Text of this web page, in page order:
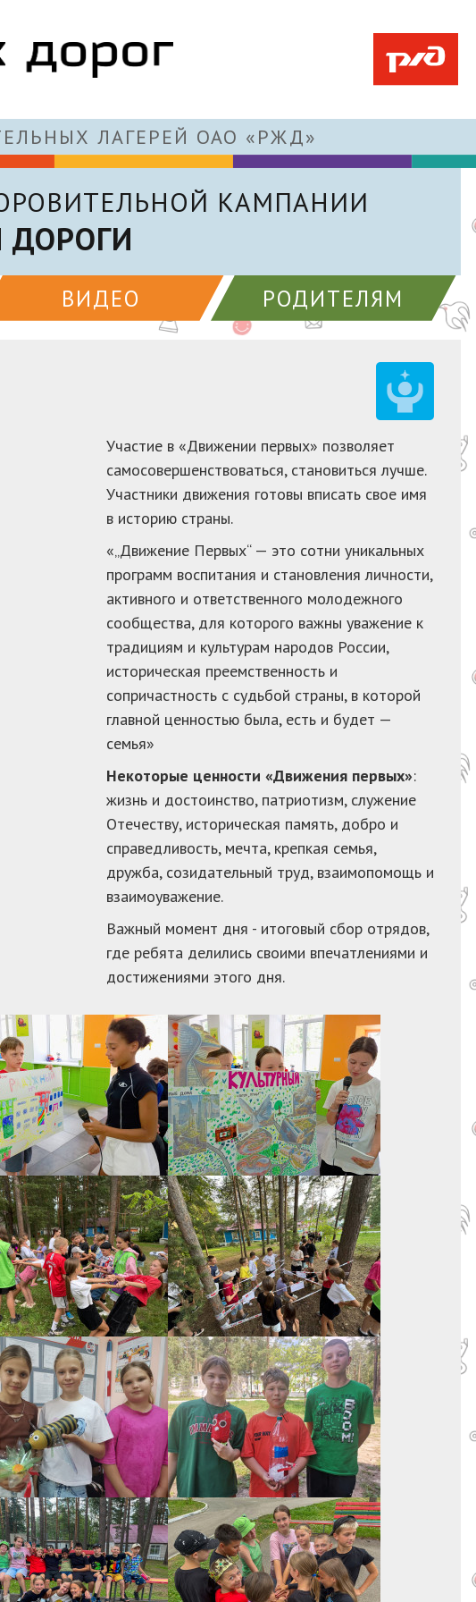
ЛАГЕРЕЙ ОАО «РЖД»
КАМПАНИИ
ДОРОГИ
ВИДЕО РОДИТЕЛЯМ
Участие в «Движении первых» позволяет
самосовершенствоваться, становиться лучше.
Участники движения готовы вписать свое имя
в историю страны.
«„Движение Первых“ — это сотни уникальных
программ воспитания и становления личности,
активного и ответственного молодежного
сообщества, для которого важны уважение к
традициям и культурам народов России,
историческая преемственность и
сопричастность с судьбой страны, в которой
главной ценностью была, есть и будет —
семья»
Некоторые ценности «Движения первых»:
жизнь и достоинство, патриотизм, служение
Отечеству, историческая память, добро и
справедливость, мечта, крепкая семья,
дружба, созидательный труд, взаимопомощь и
взаимоуважение.
Важный момент дня - итоговый сбор отрядов,
где ребята делились своими впечатлениями и
достижениями этого дня.